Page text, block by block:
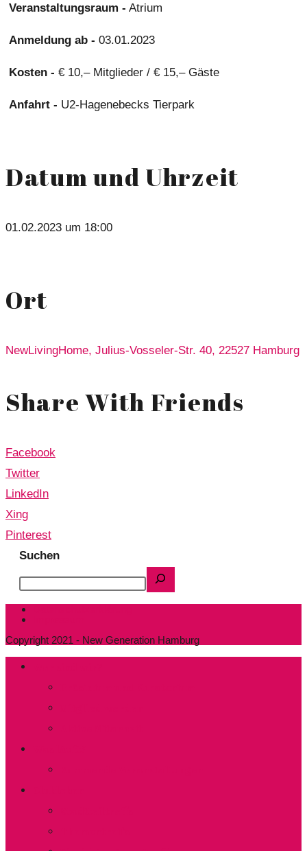
Veranstaltungsraum - Atrium
Anmeldung ab - 03.01.2023
Kosten - € 10,– Mitglieder / € 15,– Gäste
Anfahrt - U2-Hagenebecks Tierpark
Datum und Uhrzeit
01.02.2023 um 18:00
Ort
NewLivingHome, Julius-Vosseler-Str. 40, 22527 Hamburg
Share With Friends
Facebook
Twitter
LinkedIn
Xing
Pinterest
Suchen
Copyright 2021 - New Generation Hamburg